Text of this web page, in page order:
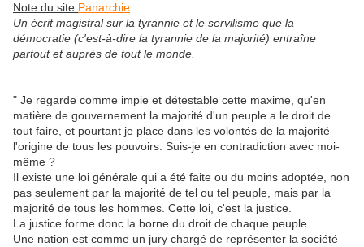
Note du site Panarchie :
Un écrit magistral sur la tyrannie et le servilisme que la
démocratie (c'est-à-dire la tyrannie de la majorité) entraîne
partout et auprès de tout le monde.
" Je regarde comme impie et détestable cette maxime, qu'en
matière de gouvernement la majorité d'un peuple a le droit de
tout faire, et pourtant je place dans les volontés de la majorité
l'origine de tous les pouvoirs. Suis-je en contradiction avec moi-
même ?
Il existe une loi générale qui a été faite ou du moins adoptée, non
pas seulement par la majorité de tel ou tel peuple, mais par la
majorité de tous les hommes. Cette loi, c'est la justice.
La justice forme donc la borne du droit de chaque peuple.
Une nation est comme un jury chargé de représenter la société